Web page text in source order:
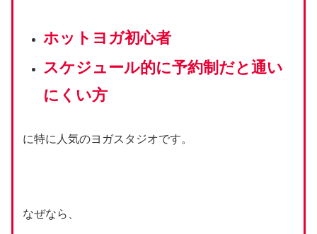
ホットヨガ初心者
スケジュール的に予約制だと通い
にくい方
に特に人気のヨガスタジオです。
なぜなら、